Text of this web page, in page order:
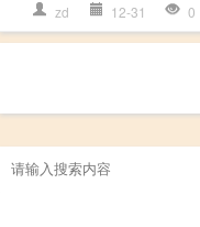
zd 12-31 0